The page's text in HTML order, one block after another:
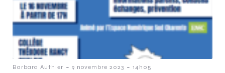
Barbara Authier - 9 novembre 2023 - 14h05